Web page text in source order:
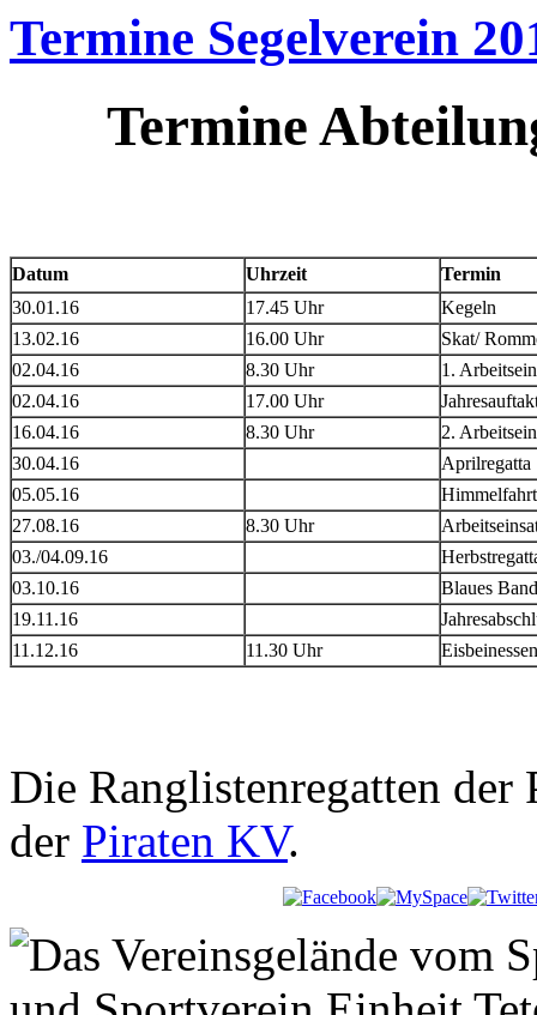
Termine Segelverein
Termine
Datum Uhrzeit
Termin
30.01.16
17.45 Uhr
Kegeln
13.02.16
16.00 Uhr
Skat/
02.04.16
8.30 Uhr
1.
02.04.16
17.00 Uhr
16.04.16
8.30 Uhr
2.
30.04.16
Aprilregatta
05.05.16
Himmelfahrt
27.08.16
8.30 Uhr
03./04.09.16
03.10.16
Blaues
19.11.16
11.12.16
11.30 Uhr Eisbeinessen
Die Ranglistenregatten
der Piraten KV.